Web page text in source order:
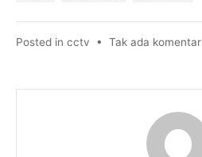
Posted in cctv • Tak ada komentar